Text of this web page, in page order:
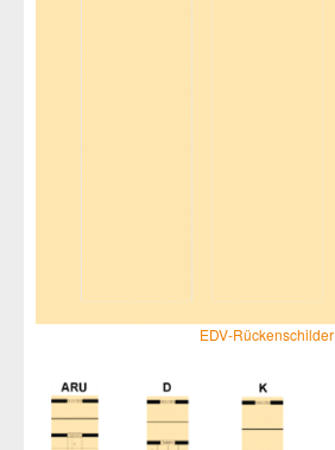
EDV-Rückenschilder